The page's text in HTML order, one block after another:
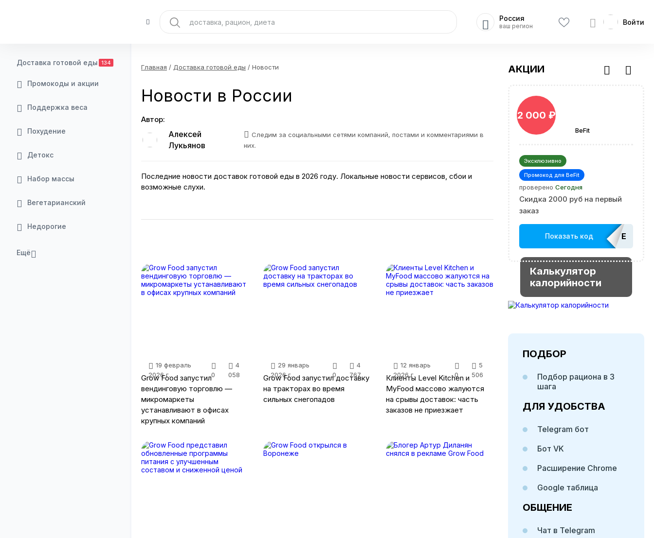
Россия
ваш регион Войти
Доставка готовой еды 134
Промокоды и акции
Поддержка веса
Похудение
Детокс
Набор массы
Вегетарианский
Недорогие
Ещё
Главная / Доставка готовой еды / Новости
Новости в России
Автор:
Алексей
Лукьянов
Следим за социальными сетями компаний, постами и комментариями в
них.
Последние новости доставок готовой еды в 2026 году. Локальные новости сервисов, сбои и
возможные слухи.
19 февраль
2026 г.
0
4
058
Grow Food запустил
вендинговую торговлю —
микромаркеты
устанавливают в офисах
крупных компаний
29 январь
2026 г.
0
4
767
Grow Food запустил доставку
на тракторах во время
сильных снегопадов
12 январь
2026 г.
0
5
506
Клиенты Level Kitchen и
MyFood массово жалуются
на срывы доставок: часть
заказов не приезжает
АКЦИИ
BeFit
2 000 ₽
Эксклюзивно
Промокод для BeFit
проверено Сегодня
Скидка 2000 руб на первый
заказ
Показать код
Калькулятор
калорийности
ПОДБОР
Подбор рациона в 3
шага
ДЛЯ УДОБСТВА
Telegram бот
Бот VK
Расширение Chrome
Google таблица
ОБЩЕНИЕ
Чат в Telegram